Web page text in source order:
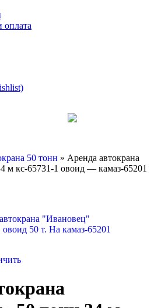
оплата
50 тонн » Аренда автокрана
м кс-65731-1 овоид — камаз-65201